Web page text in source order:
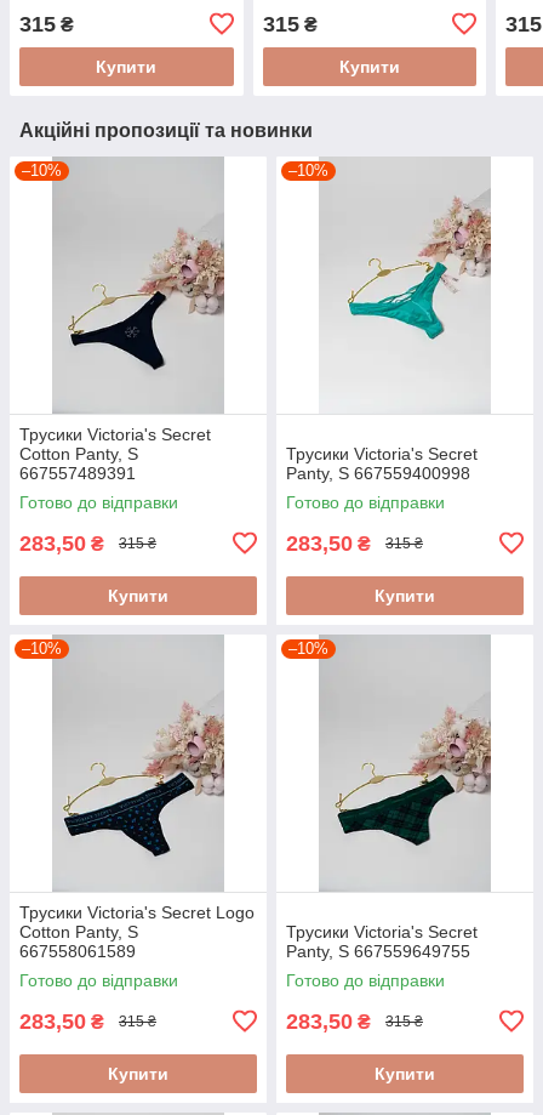
315 ₴
Купити
315₴
Купити
315
Акційні пропозиції та новинки
–10%
Трусики Victoria's Secret
Cotton Panty, S
667557489391
Готово до відправки
283,50 ₴ 315 ₴
Купити
–10%
Трусики Victoria's Secret
Panty, S 667559400998
Готово до відправки
283,50 ₴ 315 ₴
Купити
–10%
Трусики Victoria's Secret Logo
Cotton Panty, S
667558061589
Готово до відправки
283,50 ₴ 315 ₴
Купити
–10%
Трусики Victoria's Secret
Panty, S 667559649755
Готово до відправки
283,50 ₴ 315 ₴
Купити